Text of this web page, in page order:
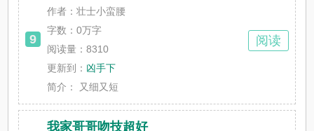
9
作者：壮士小蛮腰
字数：0万字
阅读量：8310
更新到： 凶手下
简介：
又细又短
阅读
我家哥哥吻技超好